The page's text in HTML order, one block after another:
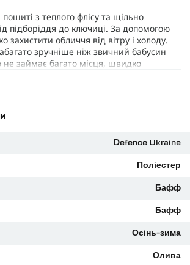
з теплого флісу та щільно
підборіддя до ключиці. За допомогою
захистити обличчя від вітру і холоду.
зручніше ніж звичний бабусин
займає багато місця, швидко
для військових, а і для любителів
270 г/м², який не поступається своїм
легендарному Polartec. Цей матеріал
вологу назовні, завдяки чому твоя шия
дуже добре тягнеться та не
догляду. Цей матеріал легкий, дуже
Defence Ukraine
Поліестер
Бафф
Бафф
Осінь-зима
Олива